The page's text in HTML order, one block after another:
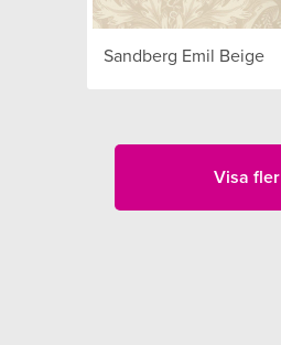
Sandberg Emil Beige
Visa fler